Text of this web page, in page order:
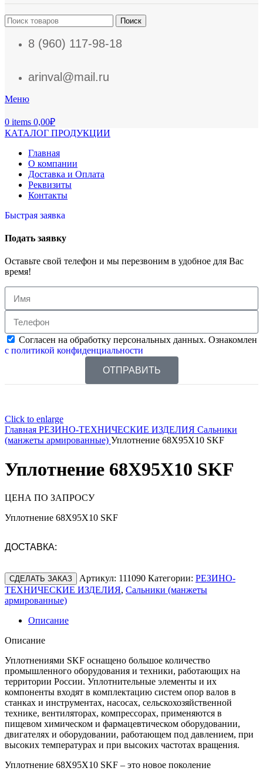
Поиск
8 (960) 117-98-18
arinval@mail.ru
Меню
0 items 0,00₽
КАТАЛОГ ПРОДУКЦИИ
Главная
О компании
Доставка и Оплата
Реквизиты
Контакты
Быстрая заявка
Подать заявку
Оставьте свой телефон и мы перезвоним в удобное для Вас
время!
Согласен на обработку персональных данных. Ознакомлен
с политикой конфиденциальности
ОТПРАВИТЬ
Click to enlarge
Главная РЕЗИНО-ТЕХНИЧЕСКИЕ ИЗДЕЛИЯ Сальники
(манжеты армированные) Уплотнение 68X95X10 SKF
Уплотнение 68X95X10 SKF
ЦЕНА ПО ЗАПРОСУ
Уплотнение 68X95X10 SKF
ДОСТАВКА:
СДЕЛАТЬ ЗАКАЗ Артикул: 111090 Категории: РЕЗИНО-
ТЕХНИЧЕСКИЕ ИЗДЕЛИЯ, Сальники (манжеты
армированные)
Описание
Описание
Уплотнениями SKF оснащено большое количество
промышленного оборудования и техники, работающих на
территории России. Уплотнительные элементы и их
компоненты входят в комплектацию систем опор валов в
станках и инструментах, насосах, сельскохозяйственной
технике, вентиляторах, компрессорах, применяются в
пищевом химическом и фармацевтическом оборудовании,
двигателях и оборудовании, работающем под давлением, при
высоких температурах и при высоких частотах вращения.
Уплотнение 68X95X10 SKF – это новое поколение